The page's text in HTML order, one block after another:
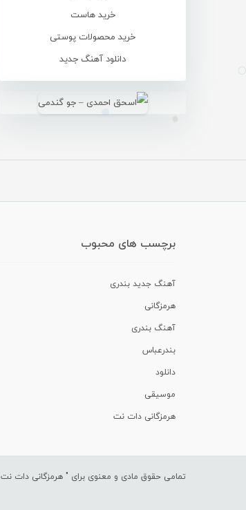
خرید هاست
خرید محصولات پوستی
دانلود آهنگ جدید
برچسب های محبوب
آهنگ جدید بندری
هرمزگانی
آهنگ بندری
بندرعباس
دانلود
موسیقی
هرمزگانی دات نت
تمامی حقوق مادی و معنوی برای " هرمزگانی دات نت